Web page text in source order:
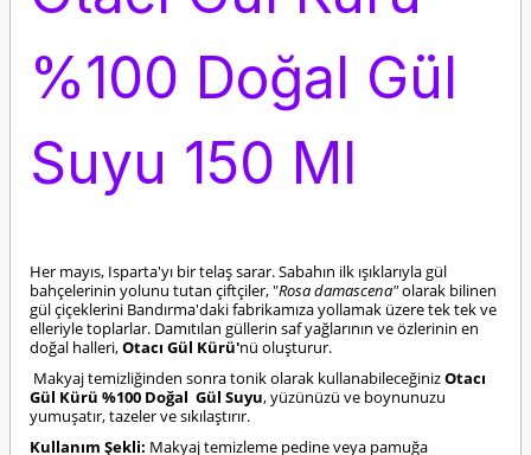
%100 Doğal Gül
Suyu 150 Ml
Her mayıs, Isparta'yı bir telaş sarar. Sabahın ilk ışıklarıyla gül
bahçelerinin yolunu tutan çiftçiler, "Rosa damascena"olarak bilinen
gül çiçeklerini Bandırma'daki fabrikamıza yollamak üzere tek tek ve
elleriyle toplarlar. Damıtılan güllerin saf yağlarının ve özlerinin en
doğal halleri,Otacı Gül Kürü'nü oluşturur.
Makyaj temizliğinden sonra tonik olarak kullanabileceğinizOtacı
Gül Kürü %100 Doğal Gül Suyu, yüzünüzü ve boynunuzu
yumuşatır, tazeler ve sıkılaştırır.
Kullanım Şekli: Makyaj temizleme pedine veya pamuğa